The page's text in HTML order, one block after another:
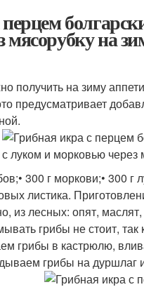
на
получить на зиму
предусматривает
300 г моркови;• 300 г
листика.
из лесных: опят,
грибы не стоит,
грибы в кастрюлю,
грибы на